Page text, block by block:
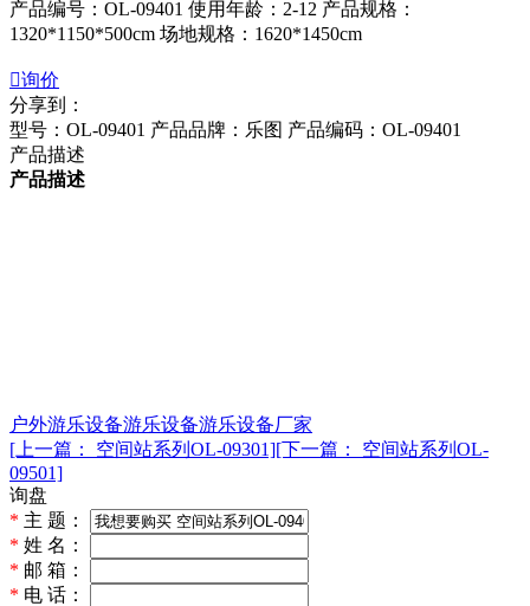
产品编号：OL-09401 使用年龄：2-12 产品规格：
1320*1150*500cm 场地规格：1620*1450cm
询价
分享到：
型号：OL-09401 产品品牌：乐图 产品编码：OL-09401
产品描述
产品描述
户外游乐设备游乐设备游乐设备厂家
[上一篇： 空间站系列OL-09301][下一篇： 空间站系列OL-
09501]
询盘
* 主 题：
* 姓 名：
* 邮 箱：
* 电 话：